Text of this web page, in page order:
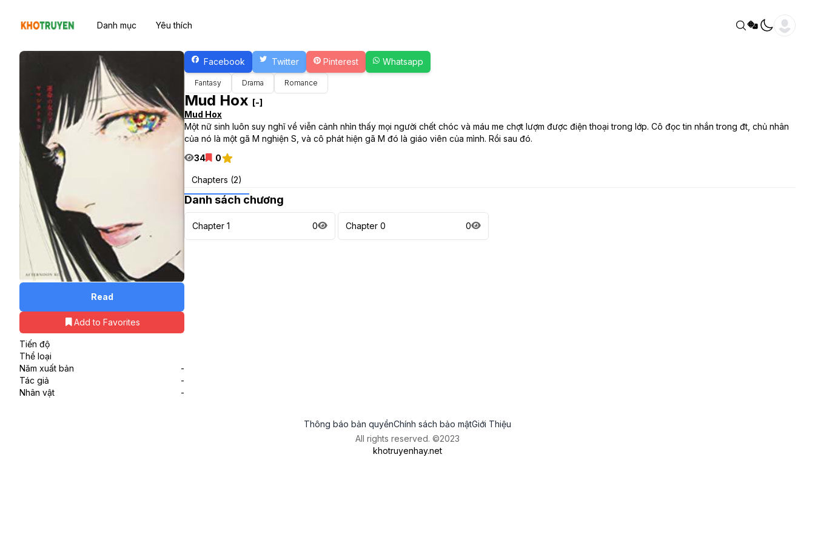
Danh mục Yêu thích
Read
Add to Favorites
Tiến độ
Thể loại
Năm xuất bản
-
Tác giả
-
Nhân vật
-
Facebook Twitter Pinterest Whatsapp
Fantasy Drama Romance
Mud Hox [-]
Mud Hox
Một nữ sinh luôn suy nghĩ về viễn cảnh nhìn thấy mọi người chết chóc và máu me chợt lượm được điện thoại trong lớp. Cô đọc tin nhắn trong đt, chủ nhân
của nó là một gã M nghiện S, và cô phát hiện gã M đó là giáo viên của mình. Rồi sau đó.
34
0
Chapters (2)
Danh sách chương
Chapter 1 0 Chapter 0 0
Thông báo bản quyềnChính sách bảo mậtGiới Thiệu
All rights reserved. ©2023
khotruyenhay.net